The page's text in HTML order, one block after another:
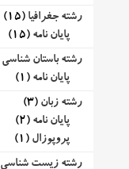
رشته جغرافیا (15)
پایان نامه (15)
رشته باستان شناسی
پایان نامه (1)
رشته زبان (3)
پایان نامه (2)
پروپوزال (1)
رشته زیست شناسی